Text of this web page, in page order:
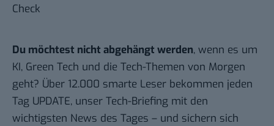
Check
Du möchtest nicht abgehängt werden, wenn es um
KI, Green Tech und die Tech-Themen von Morgen
geht? Über 12.000 smarte Leser bekommen jeden
Tag UPDATE, unser Tech-Briefing mit den
wichtigsten News des Tages – und sichern sich